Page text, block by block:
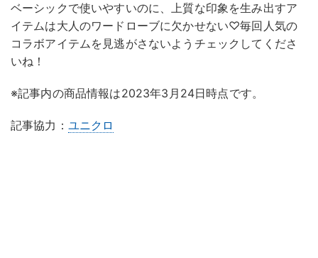
ベーシックで使いやすいのに、上質な印象を生み出すア
イテムは大人のワードローブに欠かせない♡毎回人気の
コラボアイテムを見逃がさないようチェックしてくださ
いね！
※記事内の商品情報は2023年3月24日時点です。
記事協力： ユニクロ